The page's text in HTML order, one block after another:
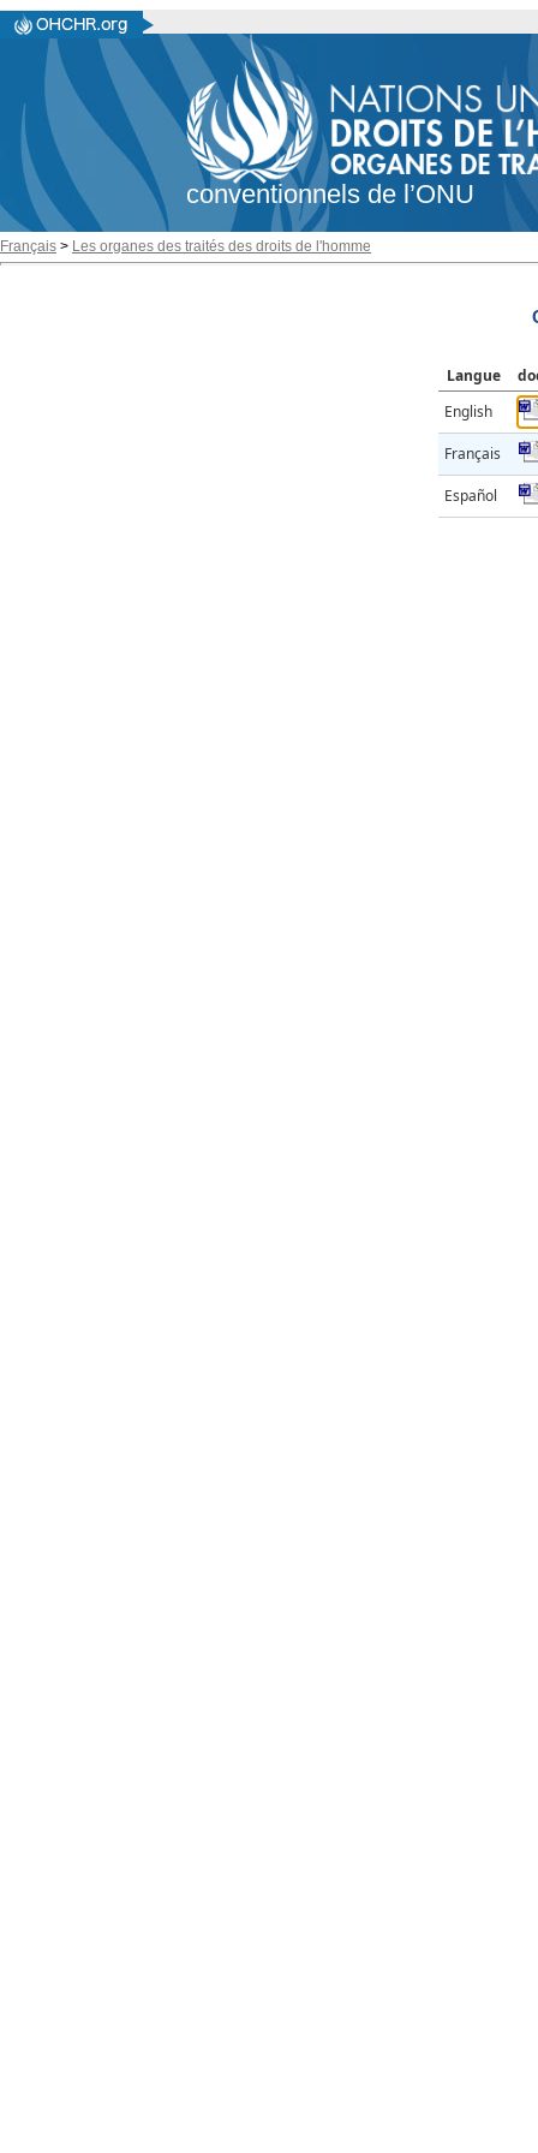
conventionnels de l’ONU
Français > Les organes des traités des droits de l'homme
Langue
English
Français
Español